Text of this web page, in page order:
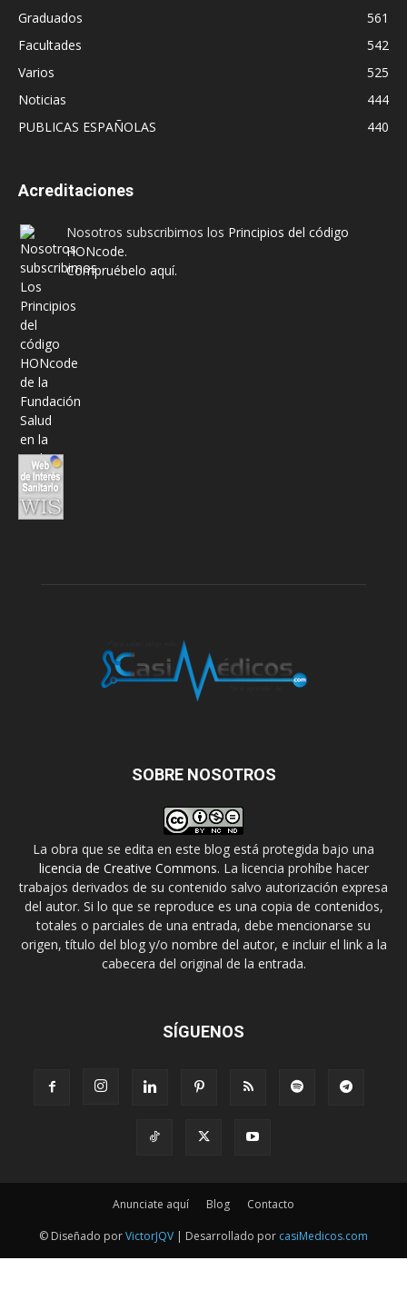
Graduados
561
Facultades
542
Varios
525
Noticias
444
PUBLICAS ESPAÑOLAS
440
Acreditaciones
Nosotros subscribimos los Principios del código
HONcode.
Compruébelo aquí.
SOBRE NOSOTROS
La obra que se edita en este blog está protegida bajo una
licencia de Creative Commons. La licencia prohíbe hacer
trabajos derivados de su contenido salvo autorización expresa
del autor. Si lo que se reproduce es una copia de contenidos,
totales o parciales de una entrada, debe mencionarse su
origen, título del blog y/o nombre del autor, e incluir el link a la
cabecera del original de la entrada.
SÍGUENOS
Anunciate aquí Blog Contacto
© Diseñado porVictorJQV | Desarrollado por casiMedicos.com